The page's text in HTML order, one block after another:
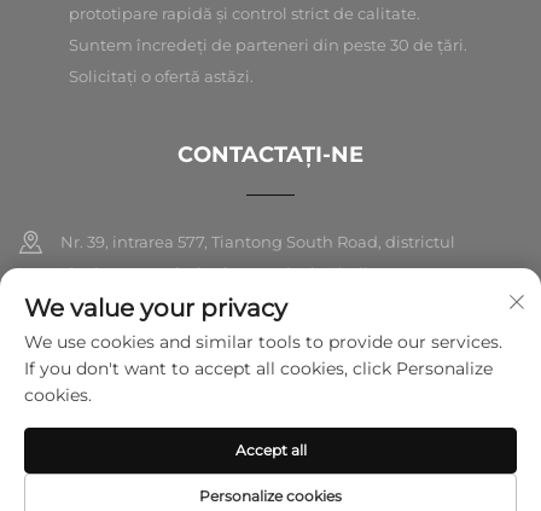
prototipare rapidă și control strict de calitate.
Suntem încredeți de parteneri din peste 30 de țări.
Solicitați o ofertă astăzi.
CONTACTAȚI-NE
Nr. 39, intrarea 577, Tiantong South Road, districtul
Yinzhou, orașul Ningbo, provincia Zhejiang
+86-18989326021
[email protected]
Drepturi de autor © 2026 Ningbo Folarsi E-Commerce Co., Ltd. Toate
drepturile rezervate. Politica de confidențialitate
We value your privacy
We use cookies and similar tools to provide our services.
If you don't want to accept all cookies, click Personalize
cookies.
Personalize cookies
Accept all